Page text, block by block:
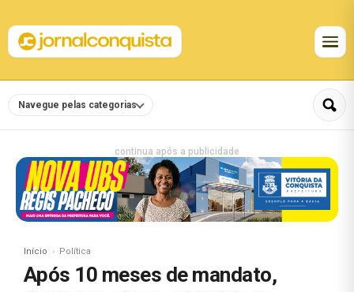
Navegue pelas categorias
continua após a publicidade
Início Política
Após 10 meses de mandato,